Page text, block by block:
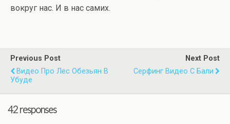
вокруг нас. И в нас самих.
Previous Post
Видео Про Лес Обезьян В
Убуде
Next Post
Серфинг Видео С Бали
42 responses